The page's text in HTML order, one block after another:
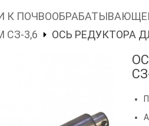
К
СЗ-3,6
ОСЬ РЕДУКТОРА